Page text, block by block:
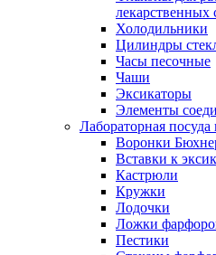
лекарственных
Холодильники
Цилиндры
Часы песочные
Чаши
Эксикаторы
Элементы
Лабораторная посуда
Воронки
Вставки к
Кастрюли
Кружки
Лодочки
Ложки
Пестики